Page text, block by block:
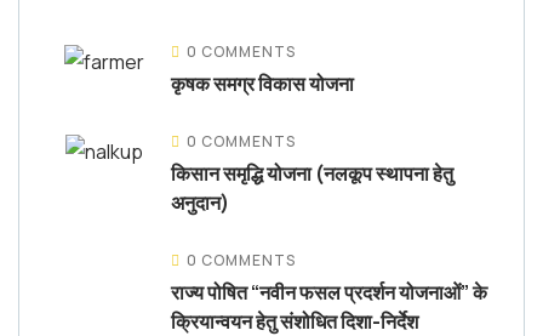
0 COMMENTS
कृषक समग्र विकास योजना
0 COMMENTS
किसान समृद्धि योजना (नलकूप स्थापना हेतु
अनुदान)
0 COMMENTS
राज्य पोषित “नवीन फसल प्रदर्शन योजनाओं” के
क्रियान्वयन हेतु संशोधित दिशा-निर्देश